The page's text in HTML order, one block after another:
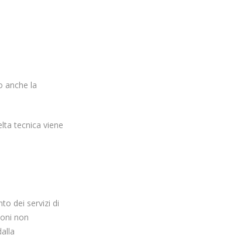
anche la
tecnica viene
dei servizi di
non